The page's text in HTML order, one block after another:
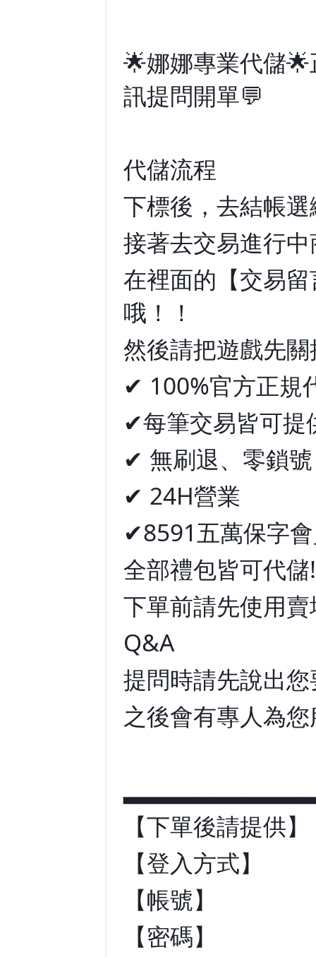
🌟娜娜專業代儲
訊提問開單💬
代儲流程
下標後，去結帳
接著去交易進行
在裡面的【交易
哦！！
然後請把遊戲先
✔ 100%官方正規
✔每筆交易皆可提
✔ 無刷退、零鎖號
✔ 24H營業
✔8591五萬保字
全部禮包皆可代儲
下單前請先使用
Q&A
提問時請先說出
之後會有專人為
【下單後請提供】
【登入方式】
【帳號】
【密碼】